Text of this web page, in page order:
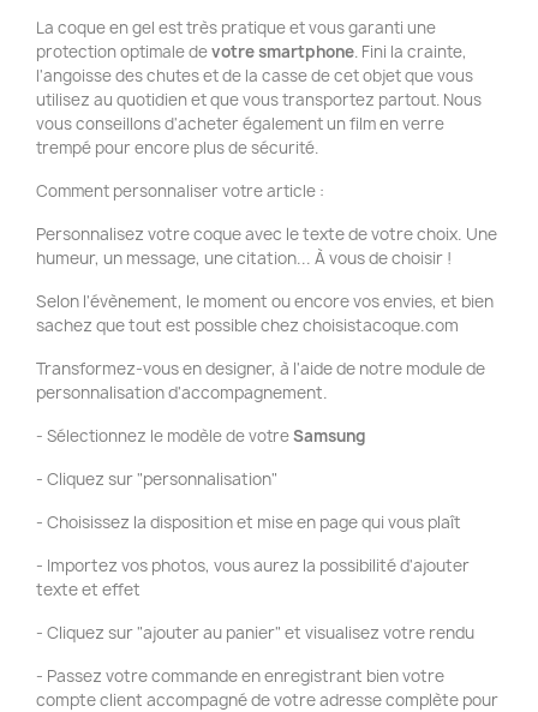
La coque en gel est très pratique et vous garanti une
protection optimale devotre smartphone. Fini la crainte,
l'angoisse des chutes et de la casse de cet objet que vous
utilisez au quotidien et que vous transportez partout. Nous
vous conseillons d'acheter également un film en verre
trempé pour encore plus de sécurité.
Comment personnaliser votre article :
Personnalisez votre coque avec le texte de votre choix. Une
humeur, un message, une citation... À vous de choisir !
Selon l'évènement, le moment ou encore vos envies, et bien
sachez que tout est possible chez choisistacoque.com
Transformez-vous en designer, à l'aide de notre module de
personnalisation d'accompagnement.
- Sélectionnez le modèle de votreSamsung
- Cliquez sur "personnalisation"
- Choisissez la disposition et mise en page qui vous plaît
- Importez vos photos, vous aurez la possibilité d'ajouter
texte et effet
- Cliquez sur "ajouter au panier" et visualisez votre rendu
- Passez votre commande en enregistrant bien votre
compte client accompagné de votre adresse complète pour